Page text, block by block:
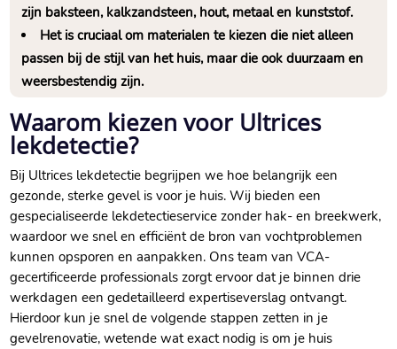
zijn baksteen, kalkzandsteen, hout, metaal en kunststof.​
Het is cruciaal om materialen te kiezen die niet alleen
passen bij de stijl van het huis, maar die ook duurzaam en
weersbestendig zijn.​
Waarom kiezen voor Ultrices
lekdetectie?
Bij Ultrices lekdetectie begrijpen we hoe belangrijk een
gezonde, sterke gevel is voor je huis.​ Wij bieden een
gespecialiseerde lekdetectieservice zonder hak- en breekwerk,
waardoor we snel en efficiënt de bron van vochtproblemen
kunnen opsporen en aanpakken.​ Ons team van VCA-
gecertificeerde professionals zorgt ervoor dat je binnen drie
werkdagen een gedetailleerd expertiseverslag ontvangt.​
Hierdoor kun je snel de volgende stappen zetten in je
gevelrenovatie, wetende wat exact nodig is om je huis